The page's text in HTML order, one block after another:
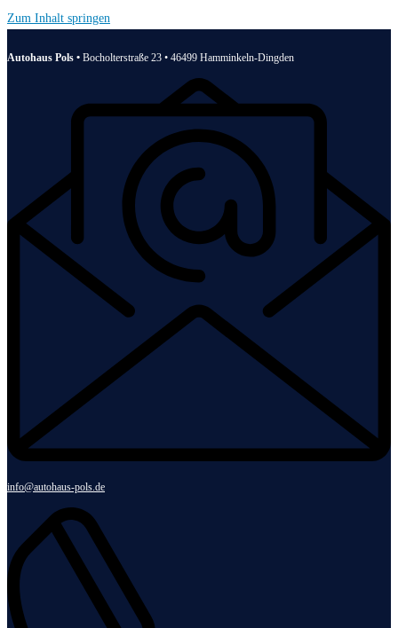
Zum Inhalt springen
Autohaus Pols • Bocholterstraße 23 • 46499 Hamminkeln-Dingden
info@autohaus-pols.de